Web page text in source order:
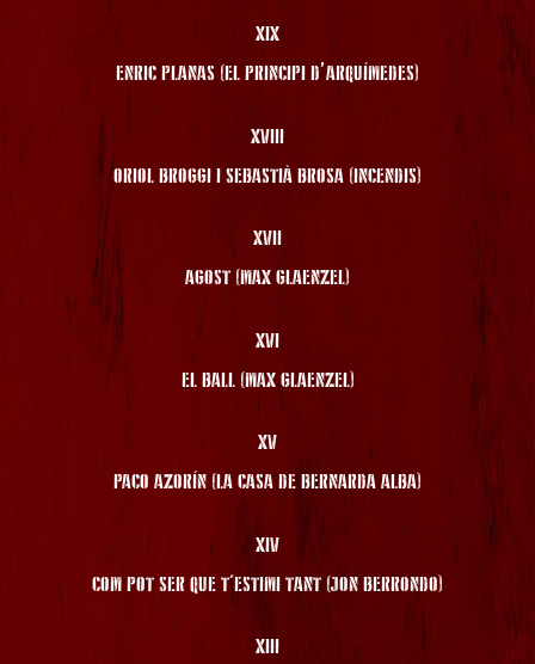
XIX
ENRIC PLANAS (EL PRINCIPI D’ARQUÍMEDES)
XVIII
ORIOL BROGGI I SEBASTIÀ BROSA (INCENDIS)
XVII
AGOST (MAX GLAENZEL)
XVI
EL BALL (MAX GLAENZEL)
XV
PACO AZORÍN (LA CASA DE BERNARDA ALBA)
XIV
COM POT SER QUE T'ESTIMI TANT (JON BERRONDO)
XIII